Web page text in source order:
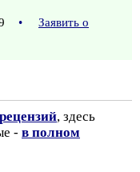
•
Заявить о
, здесь
- в полном